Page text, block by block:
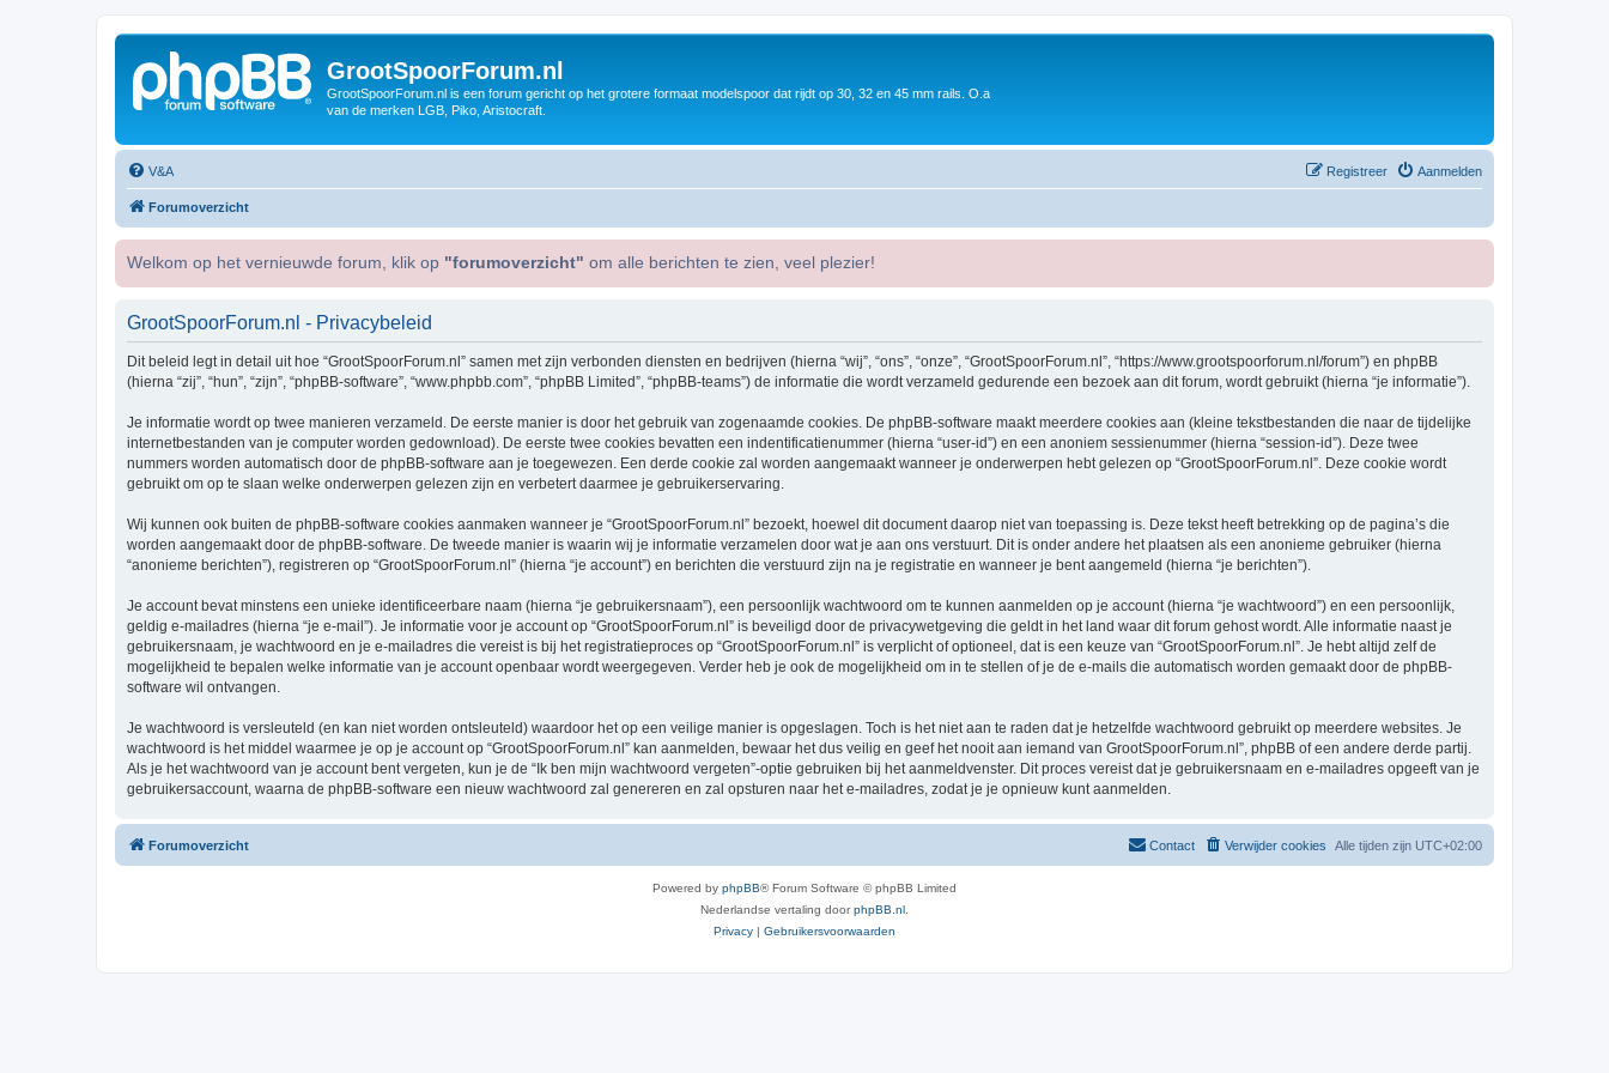
GrootSpoorForum.nl
GrootSpoorForum.nl is een forum gericht op het grotere formaat modelspoor dat rijdt op 30, 32 en 45 mm rails. O.a
van de merken LGB, Piko, Aristocraft.
V&A Aanmelden
Registreer
Forumoverzicht
Welkom op het vernieuwde forum, klik op "forumoverzicht" om alle berichten te zien, veel plezier!
GrootSpoorForum.nl - Privacybeleid
Dit beleid legt in detail uit hoe “GrootSpoorForum.nl” samen met zijn verbonden diensten en bedrijven (hierna “wij”, “ons”, “onze”, “GrootSpoorForum.nl”, “https://www.grootspoorforum.nl/forum”) en phpBB
(hierna “zij”, “hun”, “zijn”, “phpBB-software”, “www.phpbb.com”, “phpBB Limited”, “phpBB-teams”) de informatie die wordt verzameld gedurende een bezoek aan dit forum, wordt gebruikt (hierna “je informatie”).
Je informatie wordt op twee manieren verzameld. De eerste manier is door het gebruik van zogenaamde cookies. De phpBB-software maakt meerdere cookies aan (kleine tekstbestanden die naar de tijdelijke
internetbestanden van je computer worden gedownload). De eerste twee cookies bevatten een indentificatienummer (hierna “user-id”) en een anoniem sessienummer (hierna “session-id”). Deze twee
nummers worden automatisch door de phpBB-software aan je toegewezen. Een derde cookie zal worden aangemaakt wanneer je onderwerpen hebt gelezen op “GrootSpoorForum.nl”. Deze cookie wordt
gebruikt om op te slaan welke onderwerpen gelezen zijn en verbetert daarmee je gebruikerservaring.
Wij kunnen ook buiten de phpBB-software cookies aanmaken wanneer je “GrootSpoorForum.nl” bezoekt, hoewel dit document daarop niet van toepassing is. Deze tekst heeft betrekking op de pagina’s die
worden aangemaakt door de phpBB-software. De tweede manier is waarin wij je informatie verzamelen door wat je aan ons verstuurt. Dit is onder andere het plaatsen als een anonieme gebruiker (hierna
“anonieme berichten”), registreren op “GrootSpoorForum.nl” (hierna “je account”) en berichten die verstuurd zijn na je registratie en wanneer je bent aangemeld (hierna “je berichten”).
Je account bevat minstens een unieke identificeerbare naam (hierna “je gebruikersnaam”), een persoonlijk wachtwoord om te kunnen aanmelden op je account (hierna “je wachtwoord”) en een persoonlijk,
geldig e-mailadres (hierna “je e-mail”). Je informatie voor je account op “GrootSpoorForum.nl” is beveiligd door de privacywetgeving die geldt in het land waar dit forum gehost wordt. Alle informatie naast je
gebruikersnaam, je wachtwoord en je e-mailadres die vereist is bij het registratieproces op “GrootSpoorForum.nl” is verplicht of optioneel, dat is een keuze van “GrootSpoorForum.nl”. Je hebt altijd zelf de
mogelijkheid te bepalen welke informatie van je account openbaar wordt weergegeven. Verder heb je ook de mogelijkheid om in te stellen of je de e-mails die automatisch worden gemaakt door de phpBB-
software wil ontvangen.
Je wachtwoord is versleuteld (en kan niet worden ontsleuteld) waardoor het op een veilige manier is opgeslagen. Toch is het niet aan te raden dat je hetzelfde wachtwoord gebruikt op meerdere websites. Je
wachtwoord is het middel waarmee je op je account op “GrootSpoorForum.nl” kan aanmelden, bewaar het dus veilig en geef het nooit aan iemand van GrootSpoorForum.nl”, phpBB of een andere derde partij.
Als je het wachtwoord van je account bent vergeten, kun je de “Ik ben mijn wachtwoord vergeten”-optie gebruiken bij het aanmeldvenster. Dit proces vereist dat je gebruikersnaam en e-mailadres opgeeft van je
gebruikersaccount, waarna de phpBB-software een nieuw wachtwoord zal genereren en zal opsturen naar het e-mailadres, zodat je je opnieuw kunt aanmelden.
Forumoverzicht Alle tijden zijn UTC+02:00
Verwijder cookies
Contact
Powered by phpBB® Forum Software © phpBB Limited
Nederlandse vertaling doorphpBB.nl
Privacy | Gebruikersvoorwaarden